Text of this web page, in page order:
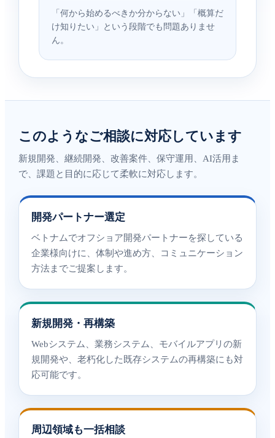
「何から始めるべきか分からない」「概算だ
け知りたい」という段階でも問題ありませ
ん。
このようなご相談に対応しています
新規開発、継続開発、改善案件、保守運用、AI活用ま
で、課題と目的に応じて柔軟に対応します。
開発パートナー選定
ベトナムでオフショア開発パートナーを探している
企業様向けに、体制や進め方、コミュニケーション
方法までご提案します。
新規開発・再構築
Webシステム、業務システム、モバイルアプリの新
規開発や、老朽化した既存システムの再構築にも対
応可能です。
周辺領域も一括相談